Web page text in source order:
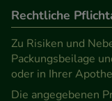
betreiben.
Statistik &
Informationen
unserer
Rechtliche
Zu Risiken und
Packungsbeilage
oder in Ihrer
Die angegebenen